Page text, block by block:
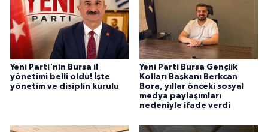
Yeni Parti'nin Bursa il
yönetimi belli oldu! İşte
yönetim ve disiplin kurulu
Yeni Parti Bursa Gençlik
Kolları Başkanı Berkcan
Bora, yıllar önceki sosyal
medya paylaşımları
nedeniyle ifade verdi